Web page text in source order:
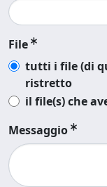
File
tutti i file (di
ristretto
il file(s) che
Messaggio